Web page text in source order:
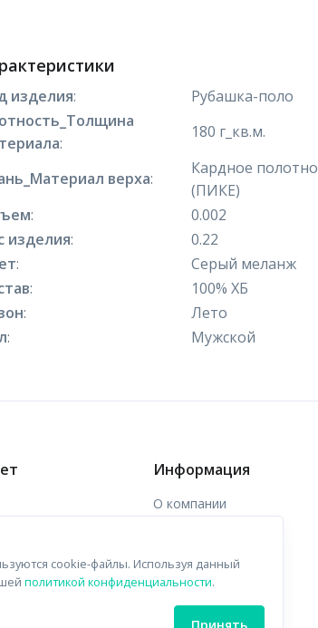
изделия:
Рубашка-поло
:
180 г_кв.м.
верха:
Кардное полотно
(ПИКЕ)
:
0.002
изделия:
0.22
:
Серый меланж
:
100% ХБ
:
Лето
: Мужской
Информация
О компании
Контакты
cookie-файлы. Используя данный
политикой конфиденциальности.